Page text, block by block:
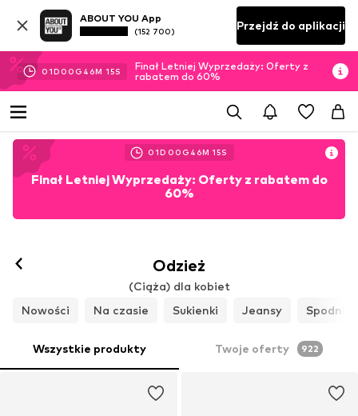
ABOUT YOU App
(152 700) Przejdź do aplikacji
01D 00 G 46M 13S
Finał Letniej Wyprzedaży: Oferty z
rabatem do 60%
01D 00 G 46M 13S
Finał Letniej Wyprzedaży: Oferty z rabatem do
60%
Odzież
(Ciąża) dla kobiet
Nowości
Na czasie Sukienki Jeansy Spodnie
Wszystkie produkty Twoje oferty 922